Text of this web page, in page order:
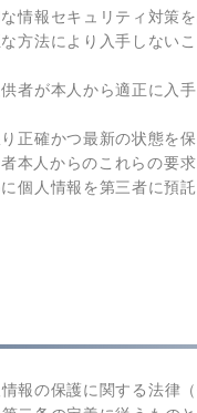
情報セキュリティ対策を
法により入手しない
が本人から適正に入
確かつ最新の状態を
本人からのこれらの要
人情報を第三者に預
報の保護に関する法律